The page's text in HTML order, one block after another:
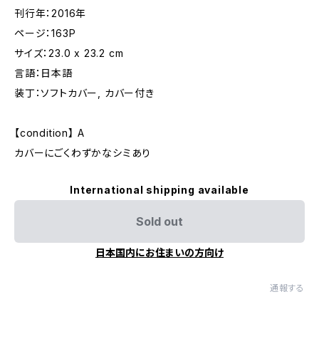
刊行年：2016年
ページ：163P
サイズ：23.0 x 23.2 cm
言語：日本語
装丁：ソフトカバー, カバー付き
【condition】 A
カバーにごくわずかなシミあり
International shipping available
Sold out
日本国内にお住まいの方向け
通報する